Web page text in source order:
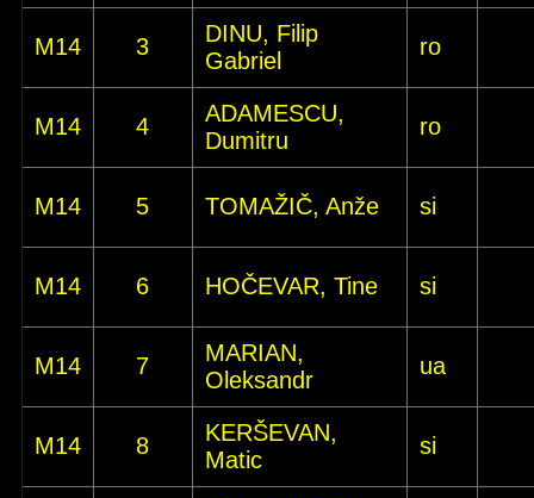
M14 3
DINU, Filip
Gabriel
ro
M14 4
ADAMESCU,
Dumitru
ro
M14 5 TOMAŽIČ, Anže si
M14 6 HOČEVAR, Tine si
M14 7
MARIAN,
Oleksandr
ua
M14 8
KERŠEVAN,
Matic
si